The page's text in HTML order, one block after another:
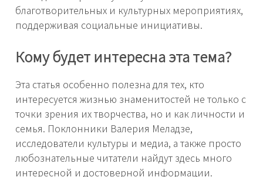
благотворительных и культурных мероприятиях,
поддерживая социальные инициативы.
Кому будет интересна эта тема?
Эта статья особенно полезна для тех, кто
интересуется жизнью знаменитостей не только с
точки зрения их творчества, но и как личности и
семья. Поклонники Валерия Меладзе,
исследователи культуры и медиа, а также просто
любознательные читатели найдут здесь много
интересной и достоверной информации.